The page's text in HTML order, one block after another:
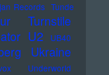
Records Tunde
Turnstile
U2
UB40
Ukraine
Underworld